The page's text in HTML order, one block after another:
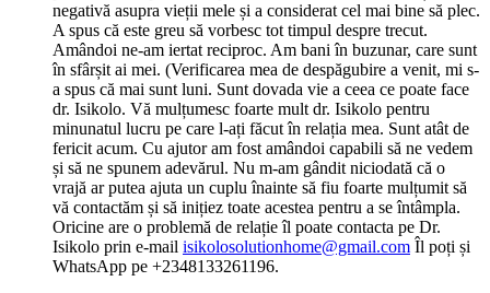
negativă asupra vieții mele și a considerat cel mai bine să plec.
A spus că este greu să vorbesc tot timpul despre trecut.
Amândoi ne-am iertat reciproc. Am bani în buzunar, care sunt
în sfârșit ai mei. (Verificarea mea de despăgubire a venit, mi s-
a spus că mai sunt luni. Sunt dovada vie a ceea ce poate face
dr. Isikolo. Vă mulțumesc foarte mult dr. Isikolo pentru
minunatul lucru pe care l-ați făcut în relația mea. Sunt atât de
fericit acum. Cu ajutor am fost amândoi capabili să ne vedem
și să ne spunem adevărul. Nu m-am gândit niciodată că o
vrajă ar putea ajuta un cuplu înainte să fiu foarte mulțumit să
vă contactăm și să inițiez toate acestea pentru a se întâmpla.
Oricine are o problemă de relație îl poate contacta pe Dr.
Isikolo prin e-mail isikolosolutionhome@gmail.com Îl poți și
WhatsApp pe +2348133261196.